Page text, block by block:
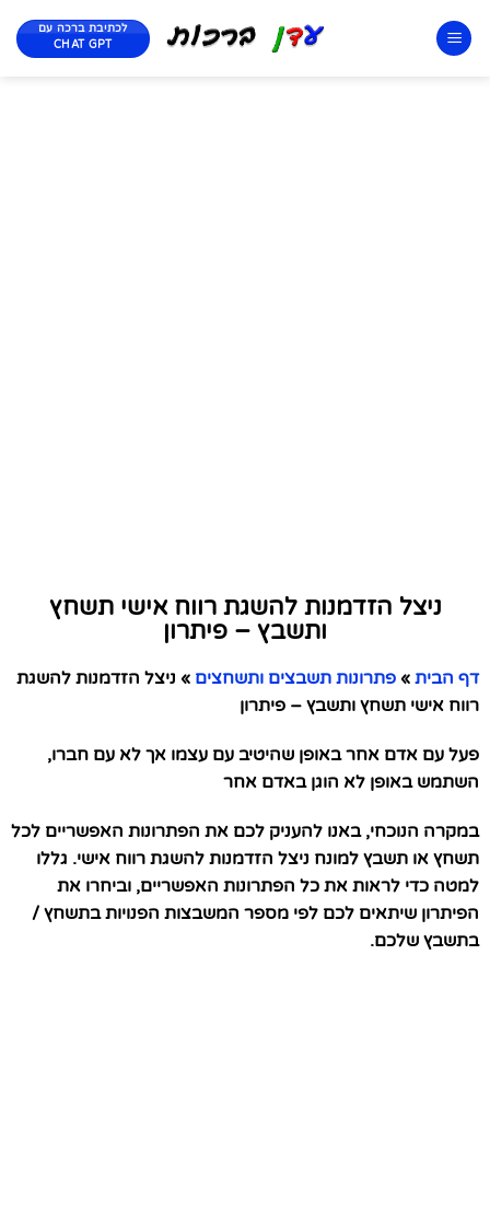
לכתיבת ברכה עם
CHAT GPT
ניצל הזדמנות להשגת רווח אישי תשחץ
ותשבץ – פיתרון
דף הבית » פתרונות תשבצים ותשחצים » ניצל הזדמנות להשגת
רווח אישי תשחץ ותשבץ – פיתרון
פעל עם אדם אחר באופן שהיטיב עם עצמו אך לא עם חברו,
השתמש באופן לא הוגן באדם אחר
במקרה הנוכחי, באנו להעניק לכם את הפתרונות האפשריים לכל
תשחץ או תשבץ למונח ניצל הזדמנות להשגת רווח אישי. גללו
למטה כדי לראות את כל הפתרונות האפשריים, וביחרו את
הפיתרון שיתאים לכם לפי מספר המשבצות הפנויות בתשחץ /
בתשבץ שלכם.